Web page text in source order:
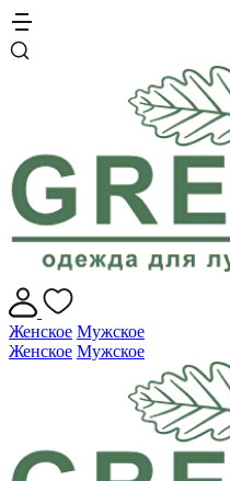
Женское Мужское
Женское Мужское